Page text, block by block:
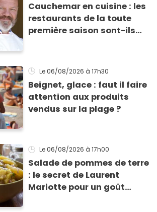
Cauchemar en cuisine : les
restaurants de la toute
première saison sont-ils
Le 06/08/2026 à 17h30
Beignet, glace : faut il faire
attention aux produits
vendus sur la plage ?
Le 06/08/2026 à 17h00
Salade de pommes de terre
: le secret de Laurent
Mariotte pour un goût